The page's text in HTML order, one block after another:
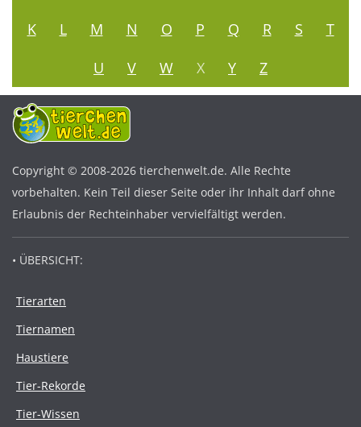
K
L M N O P Q R S
T
U
V W X Y Z
Copyright © 2008-2026 tierchenwelt.de. Alle Rechte
vorbehalten. Kein Teil dieser Seite oder ihr Inhalt darf ohne
Erlaubnis der Rechteinhaber vervielfältigt werden.
• ÜBERSICHT:
Tierarten
Tiernamen
Haustiere
Tier-Rekorde
Tier-Wissen